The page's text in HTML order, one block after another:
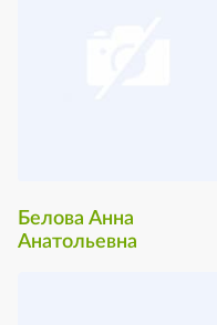
Белова Анна
Анатольевна